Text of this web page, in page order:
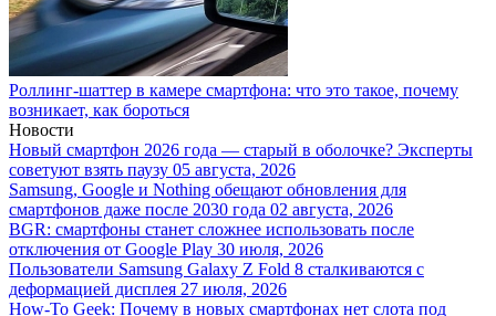
Роллинг-шаттер в камере смартфона: что это такое, почему
возникает, как бороться
Новости
Новый смартфон 2026 года — старый в оболочке? Эксперты
советуют взять паузу 05 августа, 2026
Samsung, Google и Nothing обещают обновления для
смартфонов даже после 2030 года 02 августа, 2026
BGR: смартфоны станет сложнее использовать после
отключения от Google Play 30 июля, 2026
Пользователи Samsung Galaxy Z Fold 8 сталкиваются с
деформацией дисплея 27 июля, 2026
How-To Geek: Почему в новых смартфонах нет слота под